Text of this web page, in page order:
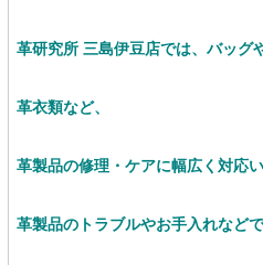
革研究所 三島伊豆店では、バッグ
革衣類など、
革製品の修理・ケアに幅広く対応
革製品のトラブルやお手入れなど